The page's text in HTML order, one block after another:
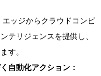
エッジからクラウドコンピ
テリジェンスを提供し、
す。
自動化アクション：